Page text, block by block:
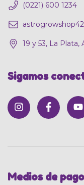
(0221) 600 1234
19 y 53, La Plata,
Sigamos
Medios de pago